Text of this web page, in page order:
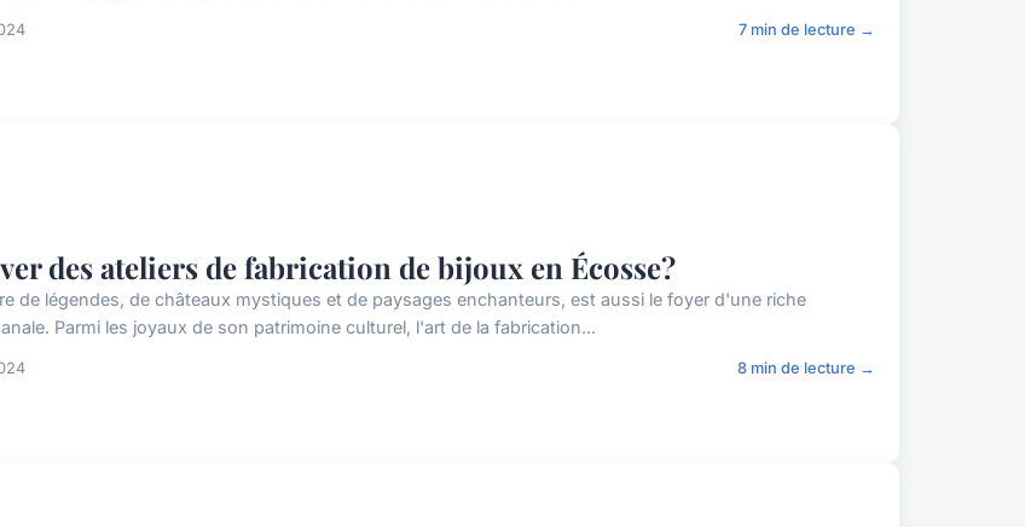
7 min de lecture →
des ateliers de fabrication de bijoux en Écosse?
de légendes, de châteaux mystiques et de paysages enchanteurs, est aussi le foyer d'une riche
Parmi les joyaux de son patrimoine culturel, l'art de la fabrication...
8 min de lecture →